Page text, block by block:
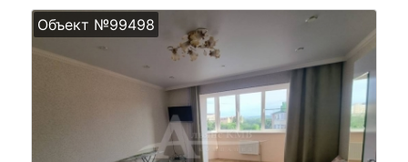
Объект №99498